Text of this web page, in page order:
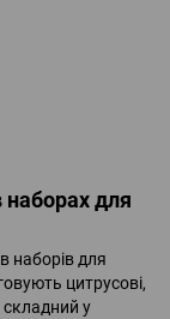
для
наборів для
цитрусові,
у